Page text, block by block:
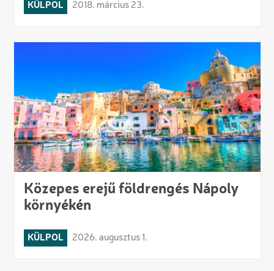
KÜLPOL 2018. március 23.
Közepes erejű földrengés Nápoly
környékén
KÜLPOL 2026. augusztus 1.